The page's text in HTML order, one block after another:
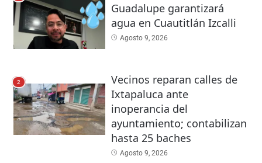
Guadalupe garantizará
agua en Cuautitlán Izcalli
Agosto 9, 2026
2
Vecinos reparan calles de
Ixtapaluca ante
inoperancia del
ayuntamiento; contabilizan
hasta 25 baches
Agosto 9, 2026